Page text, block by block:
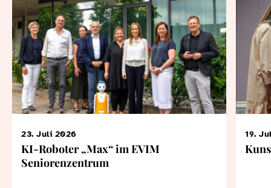
23. Juli 2026
KI-Roboter „Max“ im EVIM
Seniorenzentrum
19.